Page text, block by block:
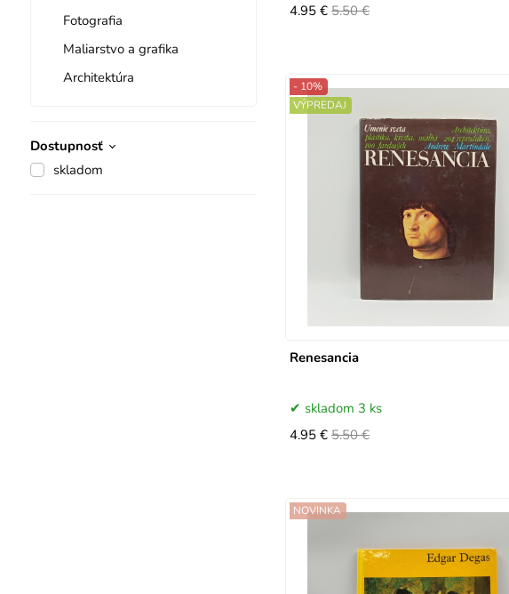
Fotografia
Maliarstvo a grafika
Architektúra
Dostupnosť
skladom
4.95 € 5.50 €
Renesancia
- 10%
VÝPREDAJ
skladom 3 ks
4.95 € 5.50 €
NOVINKA